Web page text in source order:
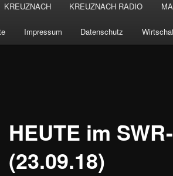
KREUZNACH KREUZNACH RADIO
Impressum Datenschutz
HEUTE im
(23.09.18)